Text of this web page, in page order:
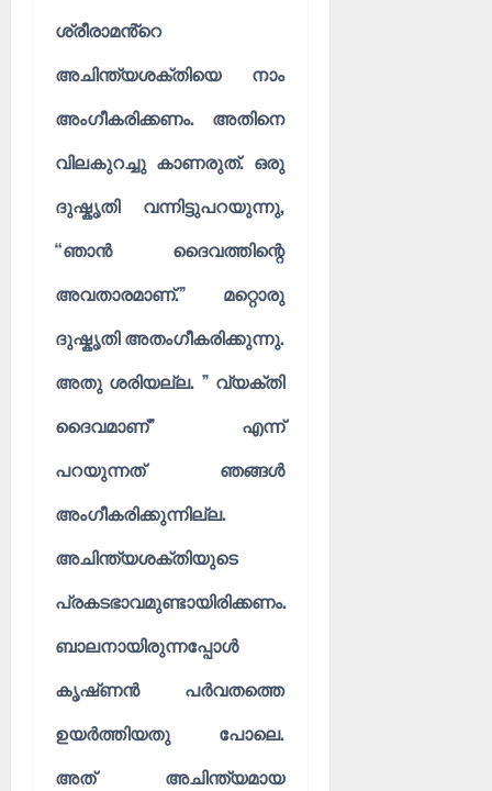
ശ്രീരാമൻ്റെ
അചിന്ത്യശക്തിയെ നാം
അംഗീകരിക്കണം. അതിനെ
വിലകുറച്ചു കാണരുത്. ഒരു
ദുഷ്കൃതി വന്നിട്ടുപറയുന്നു,
“ഞാൻ ദൈവത്തിന്റെ
അവതാരമാണ്.” മറ്റൊരു
ദുഷ്കൃതി അതംഗീകരിക്കുന്നു.
അതു ശരിയല്ല. ” വ്യക്തി
ദൈവമാണ്” എന്ന്
പറയുന്നത് ഞങ്ങൾ
അംഗീകരിക്കുന്നില്ല.
അചിന്ത്യശക്തിയുടെ
പ്രകടഭാവമുണ്ടായിരിക്കണം.
ബാലനായിരുന്നപ്പോൾ
കൃഷ്‌ണൻ പർവതത്തെ
ഉയർത്തിയതു പോലെ.
അത് അചിന്ത്യമായ